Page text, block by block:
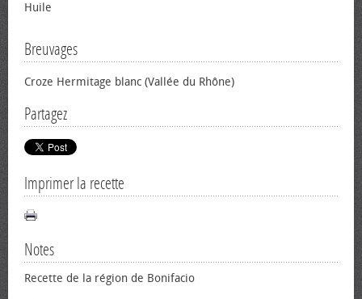
Huile
Breuvages
Croze Hermitage blanc (Vallée du Rhône)
Partagez
Imprimer la recette
Notes
Recette de la région de Bonifacio